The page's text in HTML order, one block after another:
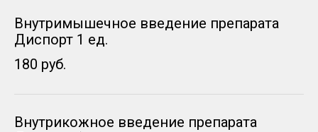
Внутримышечное введение препарата
Диспорт 1 ед.
180 руб.
Внутрикожное введение препарата